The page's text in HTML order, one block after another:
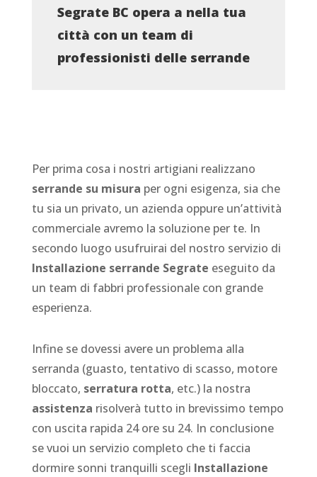
Segrate BC opera a nella tua
città con un team di
professionisti delle serrande
Per prima cosa i nostri artigiani realizzano
serrande su misura per ogni esigenza, sia che
tu sia un privato, un azienda oppure un’attività
commerciale avremo la soluzione per te. In
secondo luogo usufruirai del nostro servizio di
Installazione serrande Segrate eseguito da
un team di fabbri professionale con grande
esperienza.
Infine se dovessi avere un problema alla
serranda (guasto, tentativo di scasso, motore
bloccato, serratura rotta, etc.) la nostra
assistenza risolverà tutto in brevissimo tempo
con uscita rapida 24 ore su 24. In conclusione
se vuoi un servizio completo che ti faccia
dormire sonni tranquilli scegli Installazione